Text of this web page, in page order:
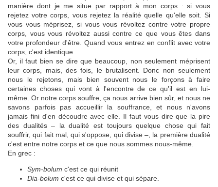
manière dont je me situe par rapport à mon corps : si vous
rejetez votre corps, vous rejetez la réalité quelle qu'elle soit. Si
vous vous méprisez, si vous vous révoltez contre votre propre
corps, vous vous révoltez aussi contre ce que vous êtes dans
votre profondeur d'être. Quand vous entrez en conflit avec votre
corps, c'est identique.
Or, il faut bien se dire que beaucoup, non seulement méprisent
leur corps, mais, des fois, le brutalisent. Donc non seulement
nous le rejetons, mais bien souvent nous le forçons à faire
certaines choses qui vont à l'encontre de ce qu'il est en lui-
même. Or notre corps souffre, ça nous arrive bien sûr, et nous ne
savons parfois pas accueillir la souffrance, et nous n'avons
jamais fini d'en découdre avec elle. Il faut vous dire que la pire
des dualités – la dualité est toujours quelque chose qui fait
souffrir, qui fait mal, qui s'oppose, qui divise –, la première dualité
c'est entre notre corps et ce que nous sommes nous-même.
En grec :
Sym-bolum c'est ce qui réunit
Dia-bolum c'est ce qui divise et qui sépare.